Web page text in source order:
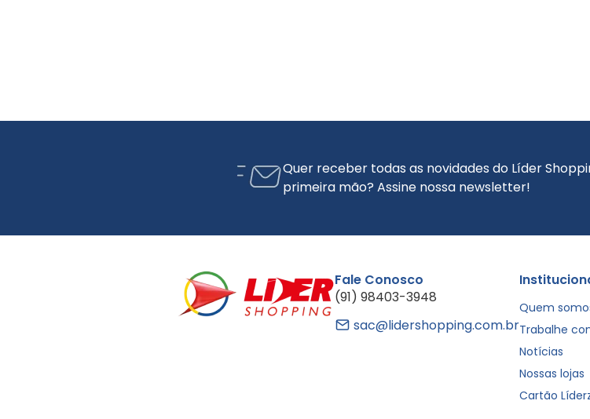
Quer receber todas as novidades do Líder
primeira mão? Assine nossa newsletter!
Fale Conosco
(91) 98403-3948
sac@lidershopping.com.br
Quem
Trabalhe
Notícias
Nossas lojas
Cartão